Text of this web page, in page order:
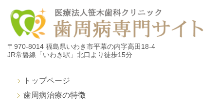
〒970-8014 福島県いわき市平幕の内字高田18-4
JR常磐線「いわき駅」北口より徒歩15分
トップページ
歯周病治療の特徴